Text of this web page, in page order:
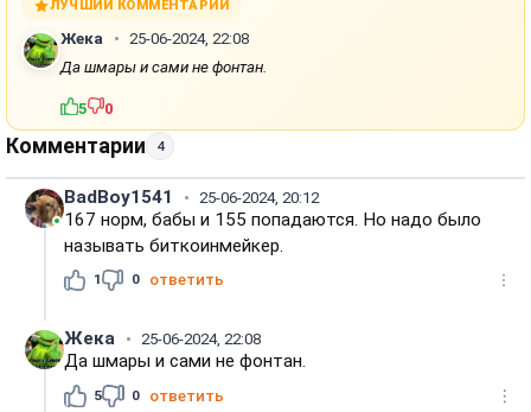
ЛУЧШИЙ КОММЕНТАРИЙ
Жека
25-06-2024, 22:08
Да шмары и сами не фонтан.
5 0
Комментарии 4
BadBoy1541 25-06-2024, 20:12
167 норм, бабы и 155 попадаются. Но надо было
называть биткоинмейкер.
1 0 ответить
Жека 25-06-2024, 22:08
Да шмары и сами не фонтан.
5 0 ответить